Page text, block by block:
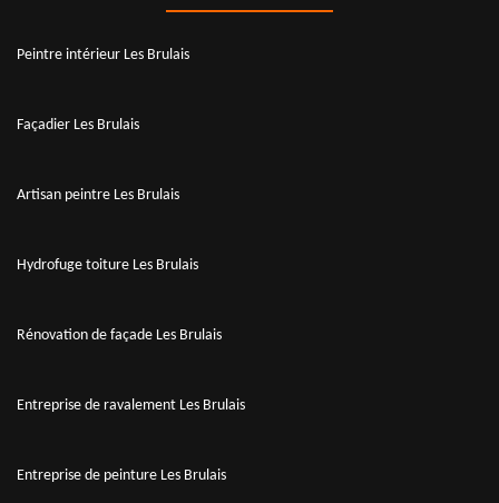
Peintre intérieur Les Brulais
Façadier Les Brulais
Artisan peintre Les Brulais
Hydrofuge toiture Les Brulais
Rénovation de façade Les Brulais
Entreprise de ravalement Les Brulais
Entreprise de peinture Les Brulais